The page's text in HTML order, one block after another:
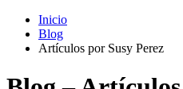
Inicio
Blog
Artículos por Susy Perez